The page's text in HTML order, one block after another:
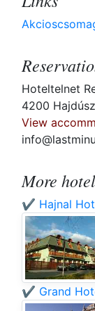
Hoteltelnet
4200
View
More
✔️ Hajnal
✔️ Grand